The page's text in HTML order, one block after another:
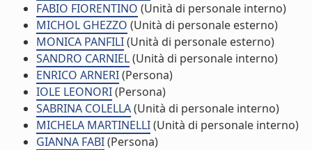
FABIO FIORENTINO (Unità di personale interno)
MICHOL GHEZZO (Unità di personale esterno)
MONICA PANFILI(Unità di personale esterno)
SANDRO CARNIEL(Unità di personale interno)
ENRICO ARNERI(Persona)
IOLE LEONORI(Persona)
SABRINA COLELLA(Unità di personale interno)
MICHELA MARTINELLI(Unità di personale interno)
GIANNA FABI(Persona)